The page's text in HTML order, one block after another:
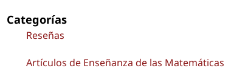
Categorías
Reseñas
Artículos de Enseñanza de las Matemáticas